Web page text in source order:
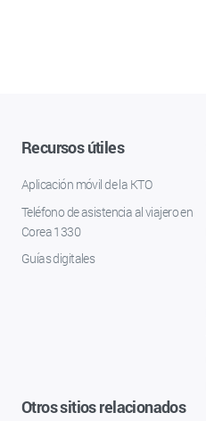
Recursos útiles
Aplicación móvil de la KTO
Teléfono de asistencia al viajero en
Corea 1330
Guías digitales
Otros sitios relacionados